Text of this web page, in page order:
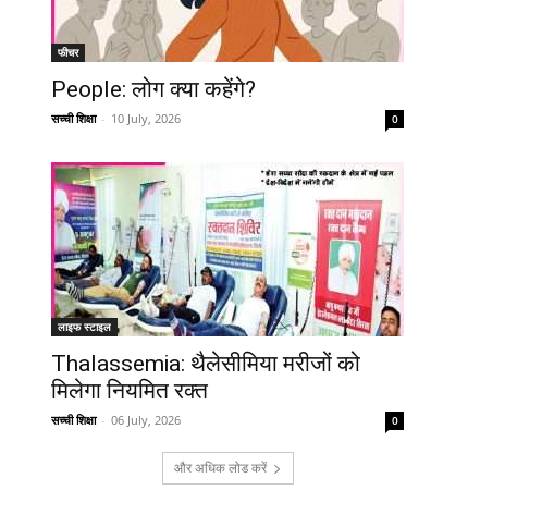
फीचर
People: लोग क्या कहेंगे?
सच्ची शिक्षा - 10 July, 2026 0
लाइफ स्टाइल
Thalassemia: थैलेसीमिया मरीजों को
मिलेगा नियमित रक्त
सच्ची शिक्षा - 06 July, 2026 0
और अधिक लोड करें